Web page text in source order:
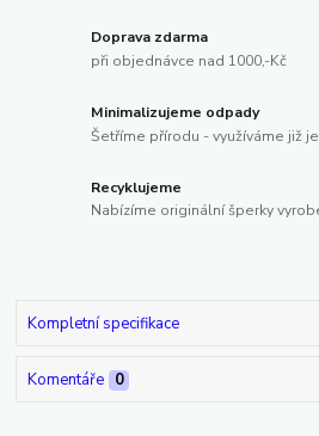
Doprava zdarma
při objednávce nad 1000,-Kč
Minimalizujeme odpady
Šetříme přírodu - využíváme již
Recyklujeme
Nabízíme originální šperky
Kompletní specifikace
Komentáře 0